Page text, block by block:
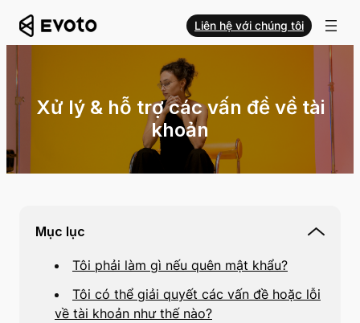
Liên hệ với chúng tôi
Xử lý & hỗ trợ các vấn đề về tài
khoản
Mục lục
Tôi phải làm gì nếu quên mật khẩu?
Tôi có thể giải quyết các vấn đề hoặc lỗi
về tài khoản như thế nào?